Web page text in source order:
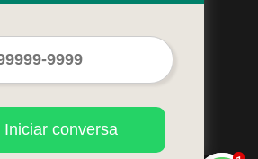
Mapa do site
Iniciar conversa